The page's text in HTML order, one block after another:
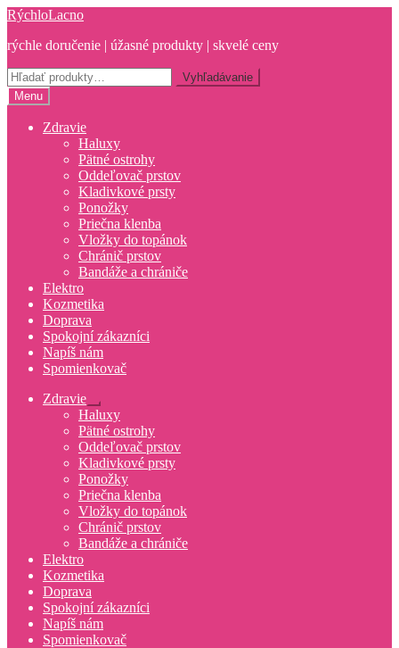
Preskočiť
navigáciu
Preskočiť
obsah
RýchloLacno
rýchle doručenie | úžasné produkty | skvelé ceny
Hľadať:
Vyhľadávanie
Menu
Zdravie
Haluxy
Pätné ostrohy
Oddeľovač prstov
Kladivkové prsty
Ponožky
Priečna klenba
Vložky do topánok
Chránič prstov
Bandáže a chrániče
Elektro
Kozmetika
Doprava
Spokojní zákazníci
Napíš nám
Spomienkovač
Zdravie
Rozbaliť
podradené
menu
Haluxy
Pätné ostrohy
Oddeľovač prstov
Kladivkové prsty
Ponožky
Priečna klenba
Vložky do topánok
Chránič prstov
Bandáže a chrániče
Elektro
Kozmetika
Doprava
Spokojní zákazníci
Napíš nám
Spomienkovač